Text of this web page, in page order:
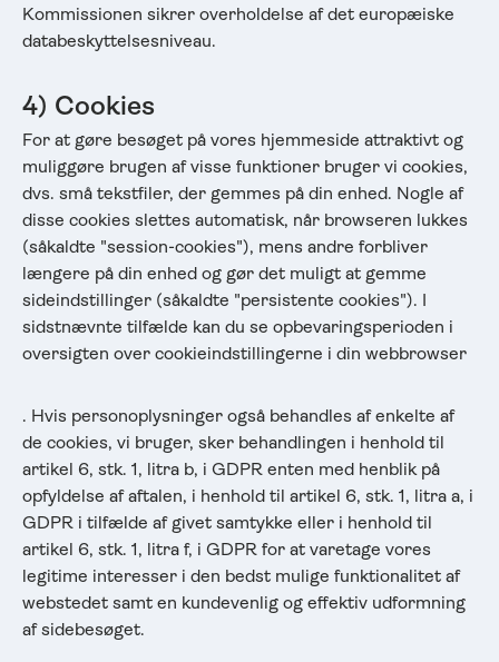
Kommissionen sikrer overholdelse af det europæiske
databeskyttelsesniveau.
4) Cookies
For at gøre besøget på vores hjemmeside attraktivt og
muliggøre brugen af visse funktioner bruger vi cookies,
dvs. små tekstfiler, der gemmes på din enhed. Nogle af
disse cookies slettes automatisk, når browseren lukkes
(såkaldte "session-cookies"), mens andre forbliver
længere på din enhed og gør det muligt at gemme
sideindstillinger (såkaldte "persistente cookies"). I
sidstnævnte tilfælde kan du se opbevaringsperioden i
oversigten over cookieindstillingerne i din webbrowser
. Hvis personoplysninger også behandles af enkelte af
de cookies, vi bruger, sker behandlingen i henhold til
artikel 6, stk. 1, litra b, i GDPR enten med henblik på
opfyldelse af aftalen, i henhold til artikel 6, stk. 1, litra a, i
GDPR i tilfælde af givet samtykke eller i henhold til
artikel 6, stk. 1, litra f, i GDPR for at varetage vores
legitime interesser i den bedst mulige funktionalitet af
webstedet samt en kundevenlig og effektiv udformning
af sidebesøget.